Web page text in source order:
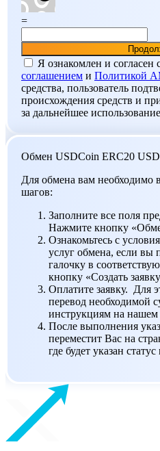
=
Я ознакомлен и согласен
соглашением и Политикой
средства, пользователь
происхождения средств и
за дальнейшее
Обмен USDCoin ERC20
Для обмена вам необходимо
шагов:
Заполните все поля
Нажмите кнопку
Ознакомьтесь с
услуг обмена, если вы
галочку в
кнопку «Создать
Оплатите заявку. Для
перевод необходимой
инструкциям на нашем
После выполнения
переместит Вас на
где будет указан